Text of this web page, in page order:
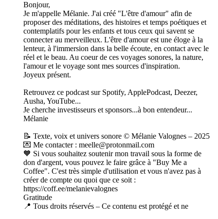
Bonjour,
Je m'appelle Mélanie. J'ai créé "L'être d'amour" afin de
proposer des méditations, des histoires et temps poétiques et
contemplatifs pour les enfants et tous ceux qui savent se
connecter au merveilleux. L'être d'amour est une éloge à la
lenteur, à l'immersion dans la belle écoute, en contact avec le
réel et le beau. Au coeur de ces voyages sonores, la nature,
l'amour et le voyage sont mes sources d'inspiration.
Joyeux présent.
Retrouvez ce podcast sur Spotify, ApplePodcast, Deezer,
Ausha, YouTube...
Je cherche investisseurs et sponsors...à bon entendeur...
Mélanie
📝 Texte, voix et univers sonore © Mélanie Valognes – 2025
💌 Me contacter : meelle@protonmail.com
🧡 Si vous souhaitez soutenir mon travail sous la forme de
don d'argent, vous pouvez le faire grâce à "Buy Me a
Coffee". C'est très simple d'utilisation et vous n'avez pas à
créer de compte ou quoi que ce soit :
https://coff.ee/melanievalognes
Gratitude
📍 Tous droits réservés – Ce contenu est protégé et ne